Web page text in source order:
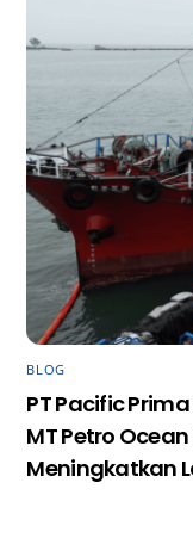
BLOG
PT Pacific
MT Petro
Meningkatkan